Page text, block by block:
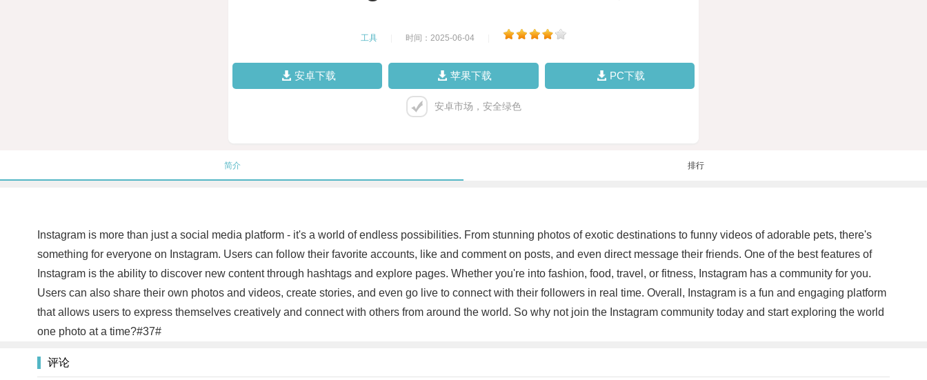
工具 时间：2025-06-04
安卓下载 苹果下载 PC下载
安卓市场，安全绿色
简介 排行
Instagram is more than just a social media platform - it's a world of endless possibilities. From stunning photos of exotic destinations to funny videos of adorable pets, there's
something for everyone on Instagram. Users can follow their favorite accounts, like and comment on posts, and even direct message their friends. One of the best features of
Instagram is the ability to discover new content through hashtags and explore pages. Whether you're into fashion, food, travel, or fitness, Instagram has a community for you.
Users can also share their own photos and videos, create stories, and even go live to connect with their followers in real time. Overall, Instagram is a fun and engaging platform
that allows users to express themselves creatively and connect with others from around the world. So why not join the Instagram community today and start exploring the world
one photo at a time?#37#
评论